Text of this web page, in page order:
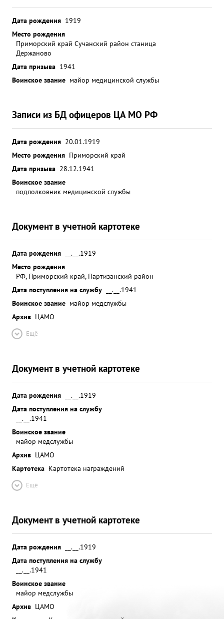
Дата рождения 1919
Место рождения
Приморский край Сучанский район станица
Держаново
Дата призыва 1941
Воинское звание майор медицинской службы
Записи из БД офицеров ЦА МО РФ
Дата рождения 20.01.1919
Место рождения Приморский край
Дата призыва 28.12.1941
Воинское звание
подполковник медицинской службы
Документ в учетной картотеке
Дата рождения
__.__.1919
Место рождения
РФ, Приморский край, Партизанский район
Дата поступления на службу
__.__.1941
Воинское звание майор медслужбы
Архив ЦАМО
Ещё
Документ в учетной картотеке
Дата рождения
__.__.1919
Дата поступления на службу
__.__.1941
Воинское звание
майор медслужбы
Архив ЦАМО
Картотека Картотека награждений
Ещё
Документ в учетной картотеке
Дата рождения
__.__.1919
Дата поступления на службу
__.__.1941
Воинское звание
майор медслужбы
Архив ЦАМО